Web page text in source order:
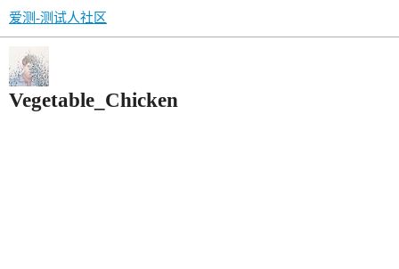
爱测-测试人社区
Vegetable_Chicken